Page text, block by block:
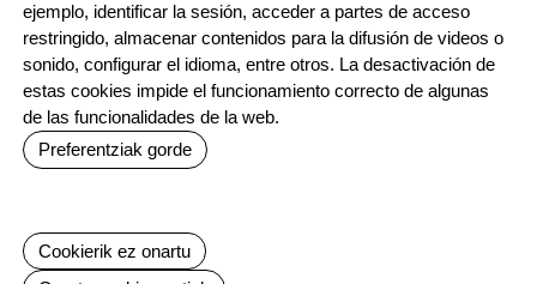
Irudia Irudia Irudia
ejemplo, identificar la sesión, acceder a partes de acceso
restringido, almacenar contenidos para la difusión de videos o
sonido, configurar el idioma, entre otros. La desactivación de
estas cookies impide el funcionamiento correcto de algunas
de las funcionalidades de la web.
Preferentziak gorde
Cookierik ez onartu
Baimenak ezeztatu